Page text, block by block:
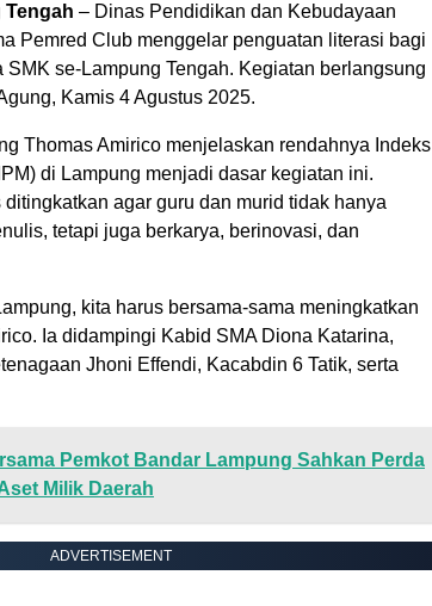
Tengah – Dinas Pendidikan dan Kebudayaan
Pemred Club menggelar penguatan literasi bagi
SMK se-Lampung Tengah. Kegiatan berlangsung
Kamis 4 Agustus 2025.
Thomas Amirico menjelaskan rendahnya Indeks
di Lampung menjadi dasar kegiatan ini.
agar guru dan murid tidak hanya
tetapi juga berkarya, berinovasi, dan
kita harus bersama-sama meningkatkan
Ia didampingi Kabid SMA Diona Katarina,
Jhoni Effendi, Kacabdin 6 Tatik, serta
Pemkot Bandar Lampung Sahkan Perda
Milik Daerah
ADVERTISEMENT